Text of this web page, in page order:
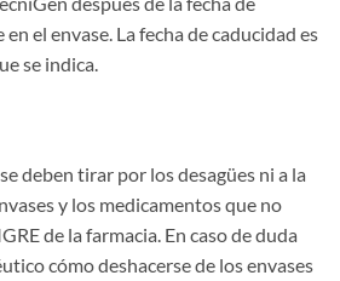
el envase. La fecha de caducidad es
se indica.
deben tirar por los desagües ni a la
y los medicamentos que no
de la farmacia. En caso de duda
cómo deshacerse de los envases